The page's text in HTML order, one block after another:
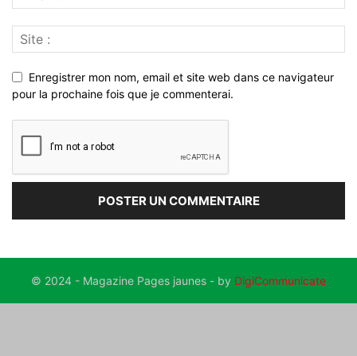
Enregistrer mon nom, email et site web dans ce navigateur
pour la prochaine fois que je commenterai.
© 2024 - Magazine Pages jaunes - by DigiCommunicate